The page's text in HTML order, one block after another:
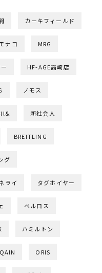
カーキフィールド
モナコ MRG
HF-AGE高崎店
ノモス
新社会人
BREITLING
グ
ライ タグホイヤー
ベルロス
ハミルトン
ORIS